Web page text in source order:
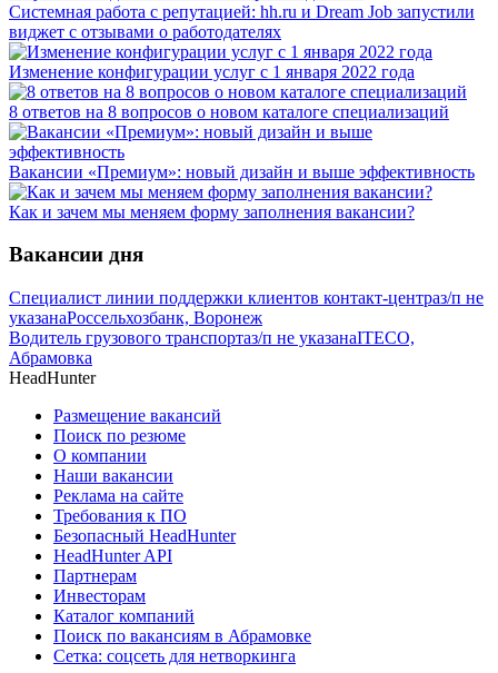
Системная работа с репутацией: hh.ru и Dream Job запустили
виджет с отзывами о работодателях
Изменение конфигурации услуг с 1 января 2022 года
8 ответов на 8 вопросов о новом каталоге специализаций
Вакансии «Премиум»: новый дизайн и выше эффективность
Как и зачем мы меняем форму заполнения вакансии?
Вакансии дня
Специалист линии поддержки клиентов контакт-центраз/п не
указанаРоссельхозбанк, Воронеж
Водитель грузового транспортаз/п не указанаITECO,
Абрамовка
HeadHunter
Размещение вакансий
Поиск по резюме
О компании
Наши вакансии
Реклама на сайте
Требования к ПО
Безопасный HeadHunter
HeadHunter API
Партнерам
Инвесторам
Каталог компаний
Поиск по вакансиям в Абрамовке
Сетка: соцсеть для нетворкинга